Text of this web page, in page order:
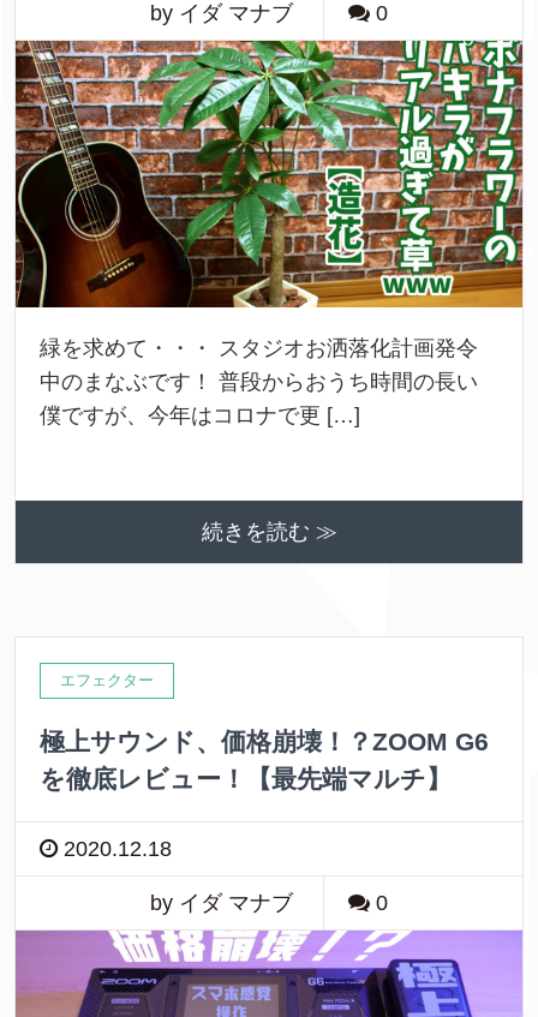
by イダ マナブ 0
緑を求めて・・・ スタジオお洒落化計画発令
中のまなぶです！ 普段からおうち時間の長い
僕ですが、今年はコロナで更 […]
続きを読む ≫
エフェクター
極上サウンド、価格崩壊！？ZOOM G6
を徹底レビュー！【最先端マルチ】
2020.12.18
by イダ マナブ 0